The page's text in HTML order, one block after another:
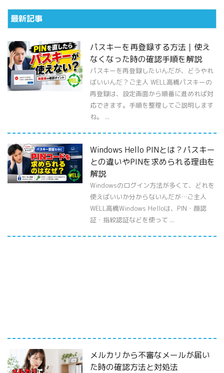
最新記事
パスキーを再登録する方法｜使え
なくなった時の確認手順を解説
パスキーを再登録したいんだが、どうやれ
ばいいんだ？ご主人 WELL高橋パスキーの
再登録は、設定画面から順番に進めれば対
応できます。手順を整理してご説明します
ね。 ...
Windows Hello PINとは？パスキー
との違いやPINを求められる理由を
解説
Windowsのログイン方法が多くて、どれを
使えばいいか分からないんだが…ご主人
WELL高橋Windows Helloは、PIN・顔認
証・指紋認証などを使って ...
メルカリから不審なメールが届い
た時の確認方法と対処法